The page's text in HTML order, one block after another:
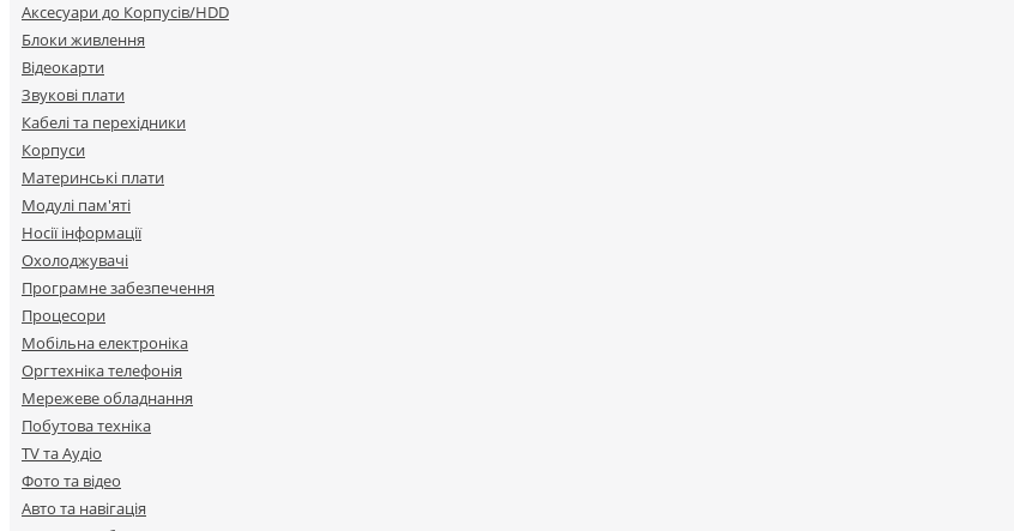
Аксесуари до Корпусів/HDD
Блоки живлення
Відеокарти
Звукові плати
Кабелі та перехідники
Корпуси
Материнські плати
Модулі пам'яті
Носії інформації
Охолоджувачі
Програмне забезпечення
Процесори
Мобільна електроніка
Оргтехніка телефонія
Мережеве обладнання
Побутова техніка
TV та Аудіо
Фото та відео
Авто та навігація